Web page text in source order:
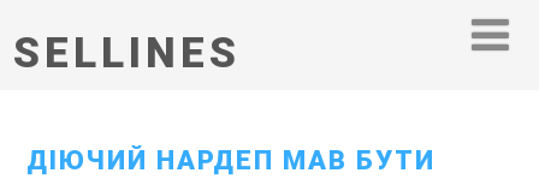
SELLINES
ДІЮЧИЙ НАРДЕП МАВ БУТИ